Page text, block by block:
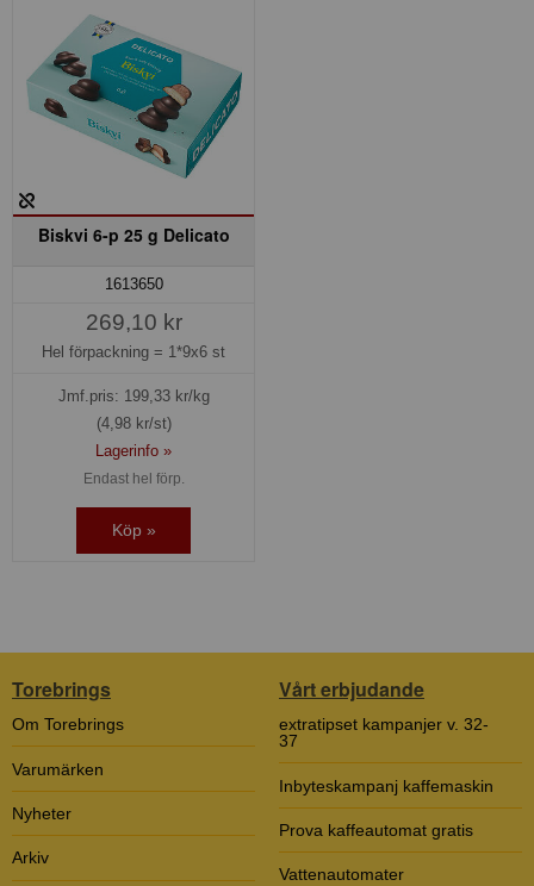
Biskvi 6-p 25 g Delicato
1613650
269,10 kr
Hel förpackning = 1*9x6 st
Jmf.pris: 199,33kr/kg
(4,98 kr/st)
Lagerinfo »
Endast hel förp.
Köp »
Torebrings
Om Torebrings
Varumärken
Nyheter
Arkiv
Vårt erbjudande
extratipset kampanjer v. 32-
37
Inbyteskampanj kaffemaskin
Prova kaffeautomat gratis
Vattenautomater